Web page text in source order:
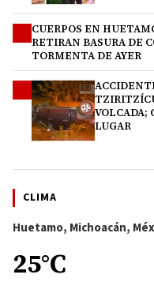
CUERPOS EN
RETIRAN BASURA DE
TORMENTA DE AYER
VOLCADA;
LUGAR
CLIMA
Huetamo, Michoacán,
25°C